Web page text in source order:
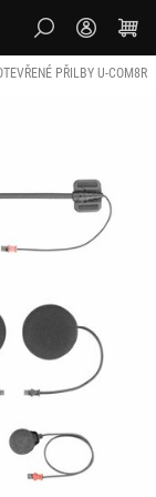
PŘILBY U-COM8R